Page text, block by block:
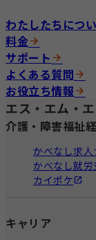
わたしたちにつ
料金
サポート
よくある質問
お役立ち情報
エス・エム・
介護・障害福祉
かべなし求人
かべなし就
カイポケ
キャリア